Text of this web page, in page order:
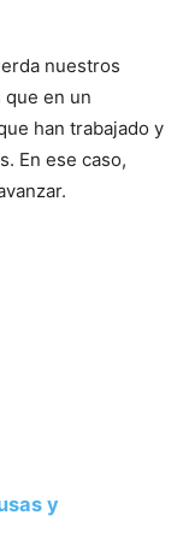
nuestros
en un
han trabajado y
En ese caso,
y